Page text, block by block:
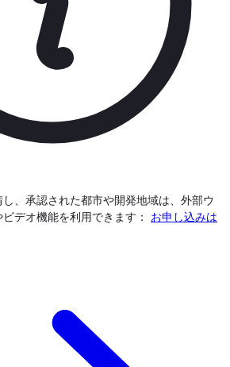
、承認された都市や開発地域は、外部ウ
デオ機能を利用できます： お申し込みは